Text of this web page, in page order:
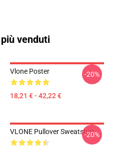
venduti
Vlone Poster
18,21 € - 42,22 €
-20%
VLONE Pullover Sweatshirt
-20%